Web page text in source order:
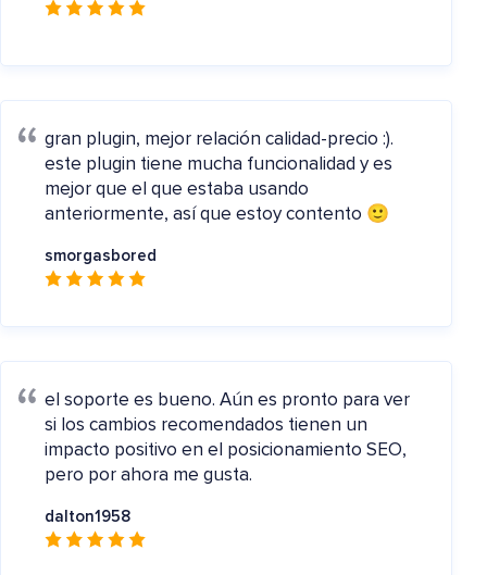
gran plugin, mejor relación calidad-precio :).
este plugin tiene mucha funcionalidad y es
mejor que el que estaba usando
anteriormente, así que estoy contento 🙂
smorgasbored
el soporte es bueno. Aún es pronto para ver
si los cambios recomendados tienen un
impacto positivo en el posicionamiento SEO,
pero por ahora me gusta.
dalton1958